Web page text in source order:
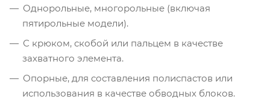
Однорольные, многорольные (включая
пятирольные модели).
С крюком, скобой или пальцем в качестве
захватного элемента.
Опорные, для составления полиспастов или
использования в качестве обводных блоков.